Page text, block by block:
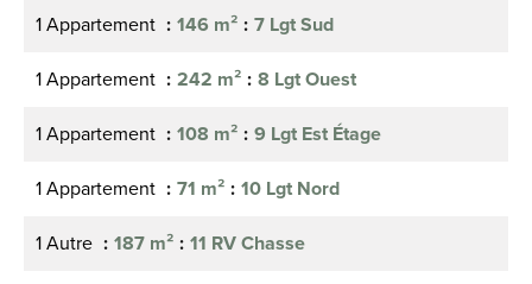
1 Appartement
146 m²
7 Lgt Sud
1 Appartement
242 m²
8 Lgt Ouest
1 Appartement
108 m²
9 Lgt Est Étage
1 Appartement
71 m²
10 Lgt Nord
1 Autre
187 m²
11 RV Chasse